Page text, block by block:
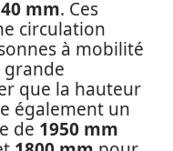
mm. Ces
circulation
à mobilité
grande
que la hauteur
également un
de 1950 mm